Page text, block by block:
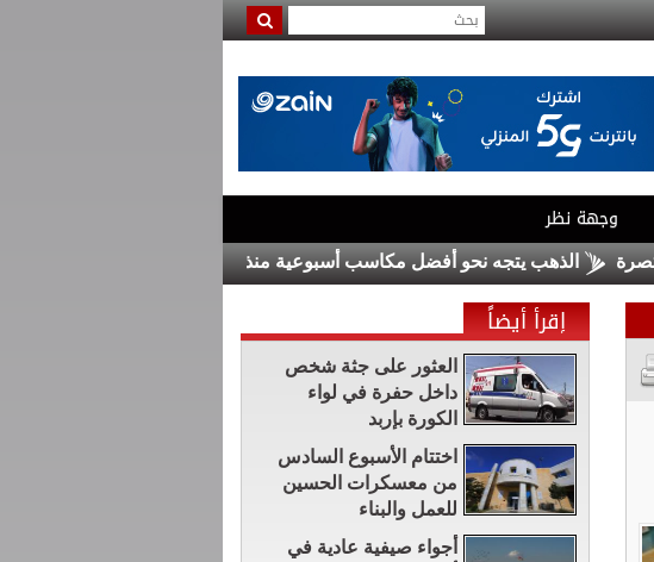
وجهة نظر
الذهب يتجه نحو أفضل مكاسب أسبوعية منذ مطلع العام
إقرأ أيضاً
العثور على جثة شخص
داخل حفرة في لواء
الكورة بإربد
اختتام الأسبوع السادس
من معسكرات الحسين
للعمل والبناء
أجواء صيفية عادية في